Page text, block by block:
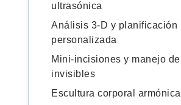
ultrasónica
Análisis 3-D y planificación
personalizada
Mini-incisiones y manejo
invisibles
Escultura corporal armónica